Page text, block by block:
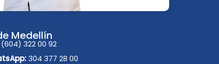
Medellín
322 00 92
304 377 28 00